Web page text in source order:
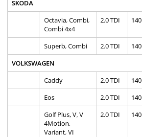
SKODA
Octavia, Combi,
Combi 4x4
2.0 TDI 140
Superb, Combi 2.0 TDI 140
VOLKSWAGEN
Caddy
2.0 TDI 140
Eos
2.0 TDI 140
Golf Plus, V, V
4Motion,
Variant, VI
2.0 TDI 140